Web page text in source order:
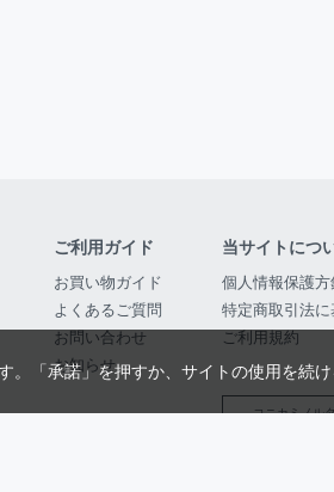
ご利用ガイド
お買い物ガイド
よくあるご質問
お問い合わせ
お知らせ
当サイトにつ
個人情報保護方
特定商取引法
ご利用規約
コニカミノル
。「承諾」を押すか、サイトの使用を続